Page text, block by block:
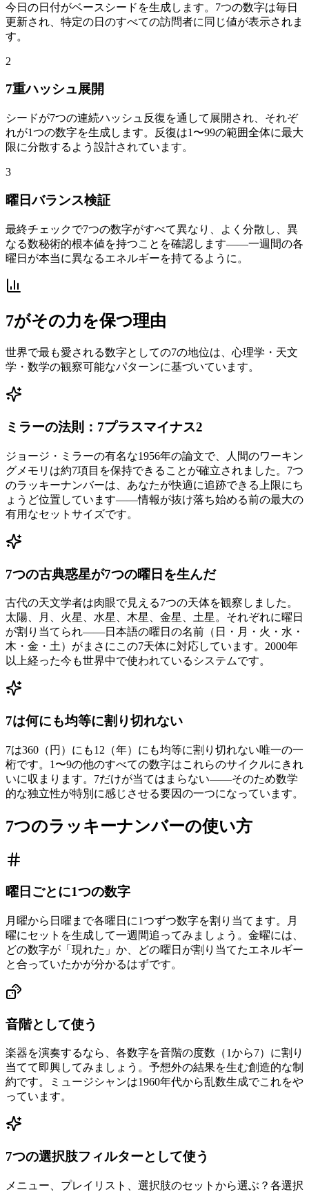
今日の日付がベースシードを生成します。7つの数字は毎日
更新され、特定の日のすべての訪問者に同じ値が表示されま
す。
2
7重ハッシュ展開
シードが7つの連続ハッシュ反復を通して展開され、それぞ
れが1つの数字を生成します。反復は1〜99の範囲全体に最大
限に分散するよう設計されています。
3
曜日バランス検証
最終チェックで7つの数字がすべて異なり、よく分散し、異
なる数秘術的根本値を持つことを確認します——一週間の各
曜日が本当に異なるエネルギーを持てるように。
7がその力を保つ理由
世界で最も愛される数字としての7の地位は、心理学・天文
学・数学の観察可能なパターンに基づいています。
ミラーの法則：7プラスマイナス2
ジョージ・ミラーの有名な1956年の論文で、人間のワーキン
グメモリは約7項目を保持できることが確立されました。7つ
のラッキーナンバーは、あなたが快適に追跡できる上限にち
ょうど位置しています——情報が抜け落ち始める前の最大の
有用なセットサイズです。
7つの古典惑星が7つの曜日を生んだ
古代の天文学者は肉眼で見える7つの天体を観察しました。
太陽、月、火星、水星、木星、金星、土星。それぞれに曜日
が割り当てられ——日本語の曜日の名前（日・月・火・水・
木・金・土）がまさにこの7天体に対応しています。2000年
以上経った今も世界中で使われているシステムです。
7は何にも均等に割り切れない
7は360（円）にも12（年）にも均等に割り切れない唯一の一
桁です。1〜9の他のすべての数字はこれらのサイクルにきれ
いに収まります。7だけが当てはまらない——そのため数学
的な独立性が特別に感じさせる要因の一つになっています。
7つのラッキーナンバーの使い方
曜日ごとに1つの数字
月曜から日曜まで各曜日に1つずつ数字を割り当てます。月
曜にセットを生成して一週間追ってみましょう。金曜には、
どの数字が「現れた」か、どの曜日が割り当てたエネルギー
と合っていたかが分かるはずです。
音階として使う
楽器を演奏するなら、各数字を音階の度数（1から7）に割り
当てて即興してみましょう。予想外の結果を生む創造的な制
約です。ミュージシャンは1960年代から乱数生成でこれをや
っています。
7つの選択肢フィルターとして使う
メニュー、プレイリスト、選択肢のセットから選ぶ？各選択